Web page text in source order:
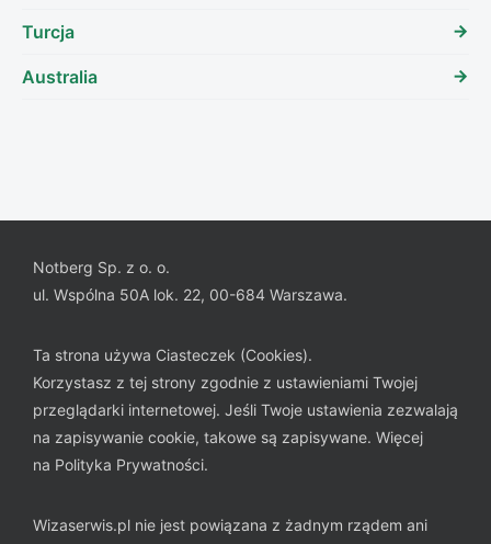
Turcja
Australia
Notberg Sp. z o. o.
ul. Wspólna 50A lok. 22, 00-684 Warszawa.
Ta strona używa Ciasteczek (Cookies).
Korzystasz z tej strony zgodnie z ustawieniami Twojej
przeglądarki internetowej. Jeśli Twoje ustawienia zezwalają
na zapisywanie cookie, takowe są zapisywane. Więcej
na Polityka Prywatności.
Wizaserwis.pl nie jest powiązana z żadnym rządem ani